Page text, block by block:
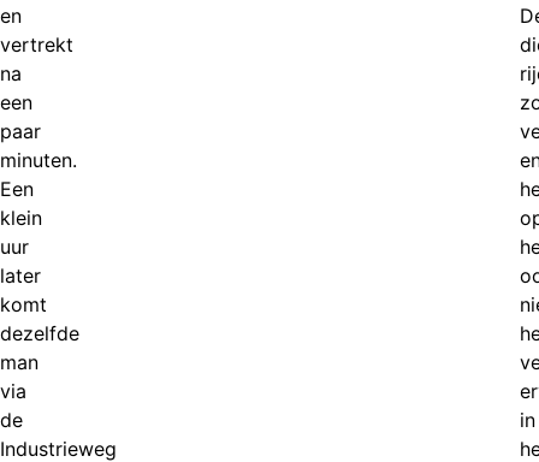
en
vertrekt
na
een
paar
minuten.
Een
klein
uur
later
komt
dezelfde
man
via
de
Industrieweg
in